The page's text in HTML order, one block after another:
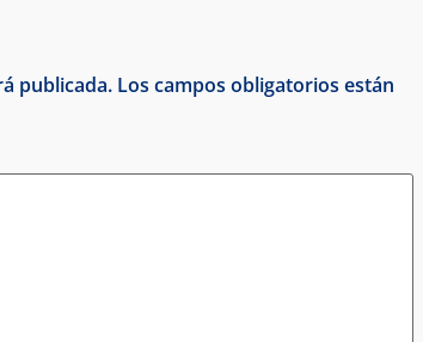
publicada. Los campos obligatorios están